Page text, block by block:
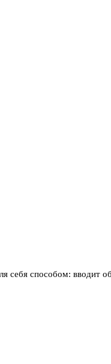
себя способом: вводит